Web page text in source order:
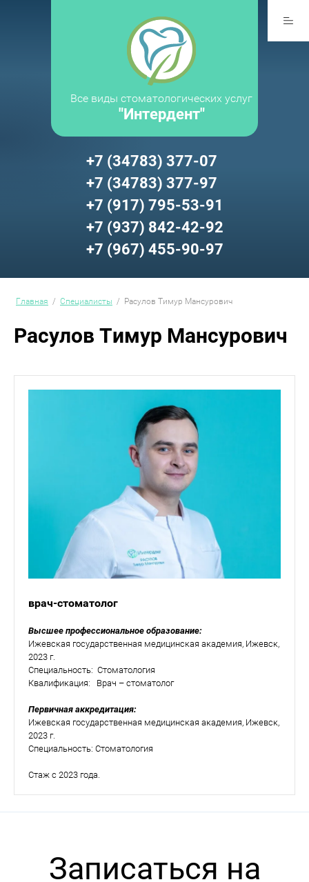
Все виды стоматологических услуг
"Интердент"
+7 (34783) 377-07
+7 (34783) 377-97
+7 (917) 795-53-91
+7 (937) 842-42-92
+7 (967) 455-90-97
Главная / Специалисты / Расулов Тимур Мансурович
Расулов Тимур Мансурович
врач-стоматолог
Высшее профессиональное образование:
Ижевская государственная медицинская академия, Ижевск,
2023 г.
Специальность: Стоматология
Квалификация: Врач – стоматолог
Первичная аккредитация:
Ижевская государственная медицинская академия, Ижевск,
2023 г.
Специальность: Стоматология
Стаж с 2023 года.
Записаться на